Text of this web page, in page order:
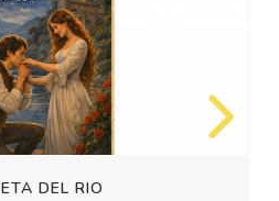
DEL RIO